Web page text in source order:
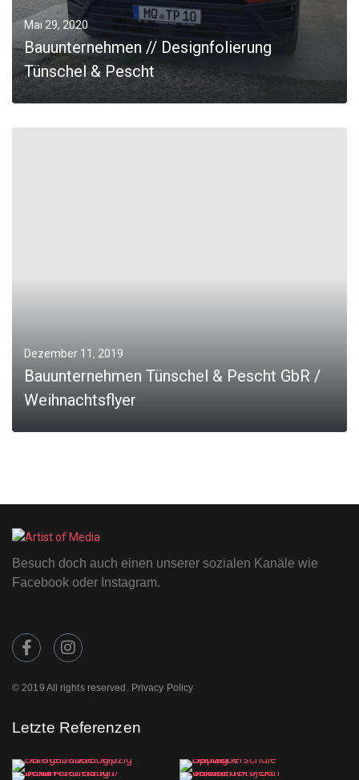
Mai 29, 2020
Bauunternehmen // Designfolierung
Tünschel & Pescht
Dezember 11, 2019
Bauunternehmen Tünschel & Pescht GbR /
Weihnachtsflyer
Besuch doch auch einen unserer sozialen Kanäle wie
Facebook oder Instagram.
© 2019 All rights reserved. Privacy Policy
Letzte Referenzen